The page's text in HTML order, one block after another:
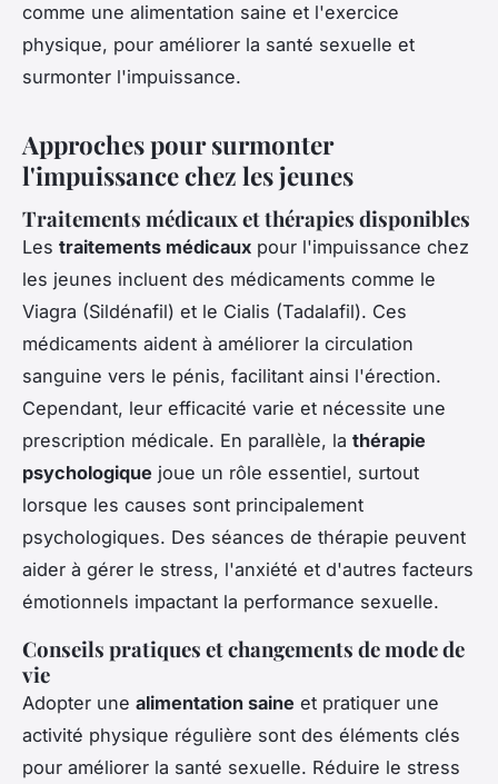
comme une alimentation saine et l'exercice
physique, pour améliorer la santé sexuelle et
surmonter l'impuissance.
Approches pour surmonter
l'impuissance chez les jeunes
Traitements médicaux et thérapies disponibles
Les traitements médicaux pour l'impuissance chez
les jeunes incluent des médicaments comme le
Viagra (Sildénafil) et le Cialis (Tadalafil). Ces
médicaments aident à améliorer la circulation
sanguine vers le pénis, facilitant ainsi l'érection.
Cependant, leur efficacité varie et nécessite une
prescription médicale. En parallèle, la thérapie
psychologique joue un rôle essentiel, surtout
lorsque les causes sont principalement
psychologiques. Des séances de thérapie peuvent
aider à gérer le stress, l'anxiété et d'autres facteurs
émotionnels impactant la performance sexuelle.
Conseils pratiques et changements de mode de
vie
Adopter une alimentation saine et pratiquer une
activité physique régulière sont des éléments clés
pour améliorer la santé sexuelle. Réduire le stress